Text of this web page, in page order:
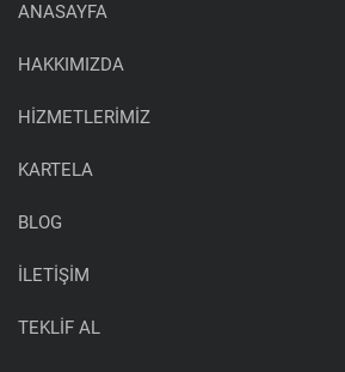
ANASAYFA
HAKKIMIZDA
HİZMETLERİMİZ
KARTELA
BLOG
İLETİŞİM
TEKLİF AL